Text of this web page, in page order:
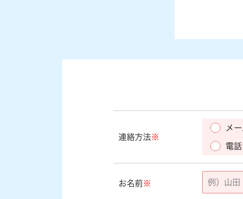
連絡方法※
メ
電
お名前※